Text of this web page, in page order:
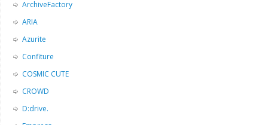
ArchiveFactory
ARIA
Azurite
Confiture
COSMIC CUTE
CROWD
D:drive.